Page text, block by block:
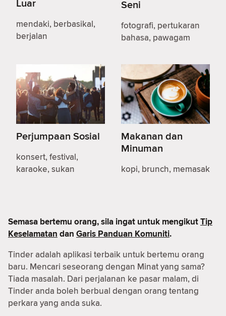
Luar
mendaki, berbasikal,
berjalan
Seni
fotografi, pertukaran
bahasa, pawagam
Perjumpaan Sosial
konsert, festival,
karaoke, sukan
Makanan dan
Minuman
kopi, brunch, memasak
Semasa bertemu orang, sila ingat untuk mengikutTip
Keselamatan dan Garis Panduan Komuniti.
Tinder adalah aplikasi terbaik untuk bertemu orang
baru. Mencari seseorang dengan Minat yang sama?
Tiada masalah. Dari perjalanan ke pasar malam, di
Tinder anda boleh berbual dengan orang tentang
perkara yang anda suka.